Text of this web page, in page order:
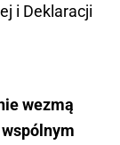
i Deklaracji
wezmą